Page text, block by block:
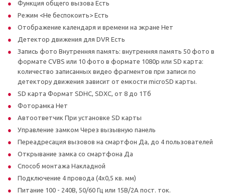
Функция общего вызова Есть
Режим <Не беспокоить> Есть
Отображение календаря и времени на экране Нет
Детектор движения для DVR Есть
Запись фото Внутренняя память: внутренняя память 50 фото в
формате CVBS или 10 фото в формате 1080p или SD карта:
количество записанных видео фрагментов при записи по
детектору движения зависит от емкости microSD карты.
SD карта Формат SDHC, SDXC, от 8 до 1Тб
Фоторамка Нет
Автоответчик При установке SD карты
Управление замком Через вызывную панель
Переадресация вызовов на смартфон Да, до 4 пользователей
Открывание замка со смартфона Да
Способ монтажа Накладной
Подключение 4 провода (4х0,5 кв. мм)
Питание 100 - 240В, 50/60 Гц или 15В/2А пост. ток.